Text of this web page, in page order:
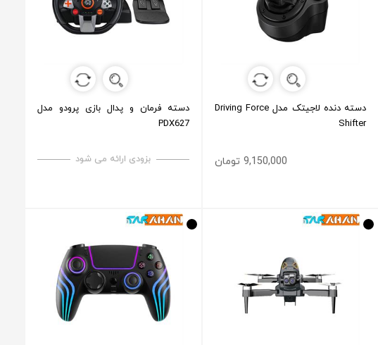
دسته دنده لاجیتک مدل Driving Force
Shifter
9,150,000 تومان
دسته فرمان و پدال بازی پرودو مدل
PDX627
بزودی ارائه می شود